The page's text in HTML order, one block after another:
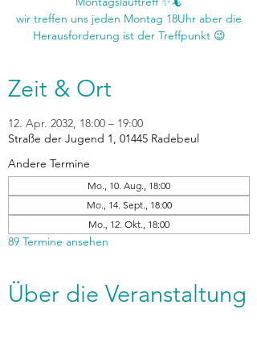
wir treffen uns jeden Montag 18Uhr aber die
Zeit & Ort
12. Apr. 2032, 18:00 – 19:00
Straße der Jugend 1, 01445 Radebeul
Andere Termine
Mo., 10. Aug., 18:00
Mo., 14. Sept., 18:00
Mo., 12. Okt., 18:00
89 Termine ansehen
Über die Veranstaltung